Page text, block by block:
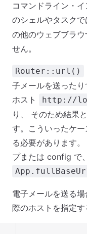
コマンドライン・
のシェルやタスクで
の他のウェブブラ
せん。
Router::url()
子メールを送った
ホスト
http://
り、 そのため結果
す。こういったケ
る必要があります
プまたは config で
電子メールを送る
際のホストを指定